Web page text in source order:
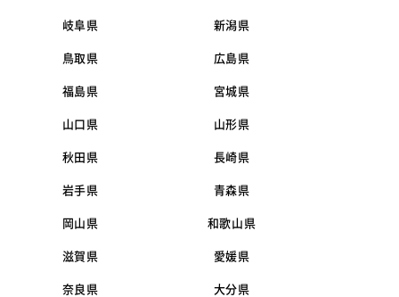
岐阜県 新潟県
鳥取県 広島県
福島県 宮城県
山口県 山形県
秋田県 長崎県
岩手県 青森県
岡山県 和歌山県
滋賀県 愛媛県
奈良県 大分県